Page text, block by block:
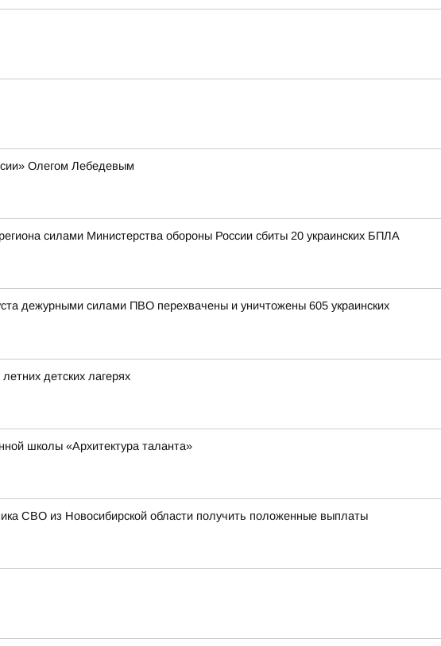
Олегом Лебедевым
силами Министерства обороны России сбиты 20 украинских БПЛА
дежурными силами ПВО перехвачены и уничтожены 605 украинских
детских лагерях
школы «Архитектура таланта»
СВО из Новосибирской области получить положенные выплаты